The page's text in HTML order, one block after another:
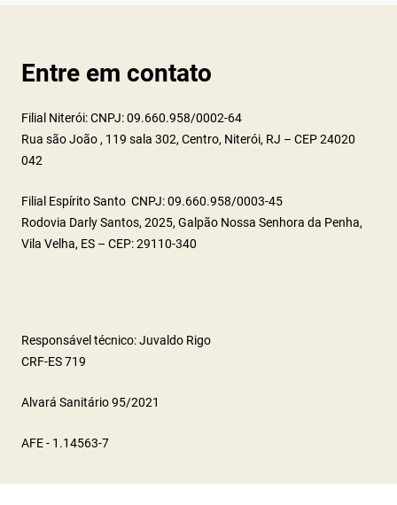
Entre em contato
Filial Niterói: CNPJ: 09.660.958/0002-64
Rua são João , 119 sala 302, Centro, Niterói, RJ – CEP 24020
042
Filial Espírito Santo CNPJ: 09.660.958/0003-45
Rodovia Darly Santos, 2025, Galpão Nossa Senhora da Penha,
Vila Velha, ES – CEP: 29110-340
Responsável técnico: Juvaldo Rigo
CRF-ES 719
Alvará Sanitário 95/2021
AFE - 1.14563-7